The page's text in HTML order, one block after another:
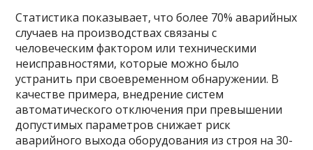
Статистика показывает, что более 70% аварийных
случаев на производствах связаны с
человеческим фактором или техническими
неисправностями, которые можно было
устранить при своевременном обнаружении. В
качестве примера, внедрение систем
автоматического отключения при превышении
допустимых параметров снижает риск
аварийного выхода оборудования из строя на 30-